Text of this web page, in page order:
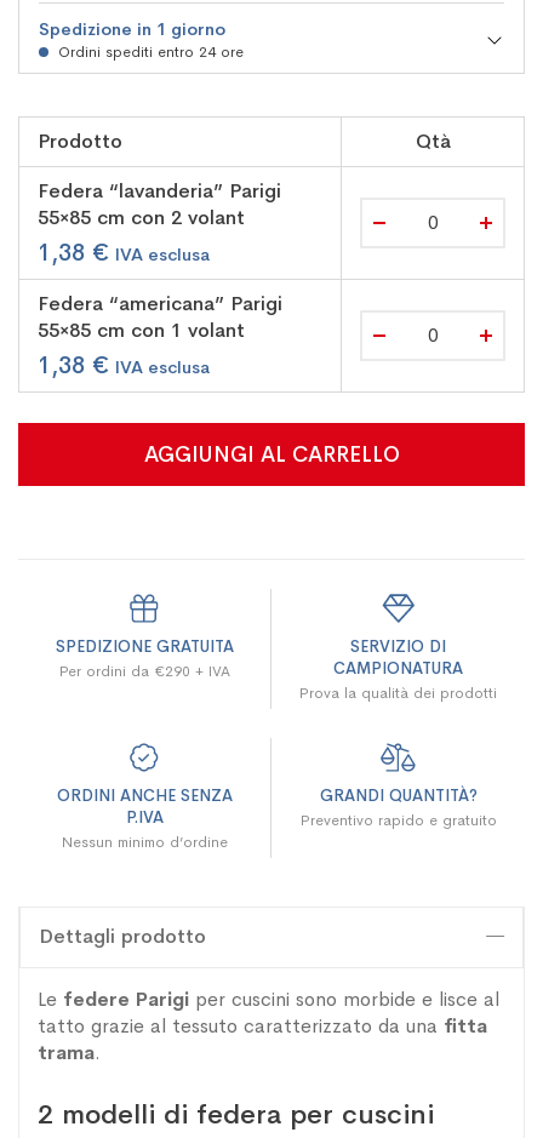
Spedizione in 1 giorno
Ordini spediti entro 24 ore
Elementi
prodotti
raggruppati
Prodotto
Qtà
Federa “lavanderia” Parigi
55×85 cm con 2 volant
1,38 €
Federa “americana” Parigi
55×85 cm con 1 volant
1,38 €
AGGIUNGI AL CARRELLO
SPEDIZIONE GRATUITA
Per ordini da €290 + IVA
SERVIZIO DI
CAMPIONATURA
Prova la qualità dei prodotti
ORDINI ANCHE SENZA
P.IVA
Nessun minimo d’ordine
GRANDI QUANTITÀ?
Preventivo rapido e gratuito
Dettagli prodotto
Le federe Parigi per cuscini sono morbide e lisce al
tatto grazie al tessuto caratterizzato da una fitta
trama.
2 modelli di federa per cuscini